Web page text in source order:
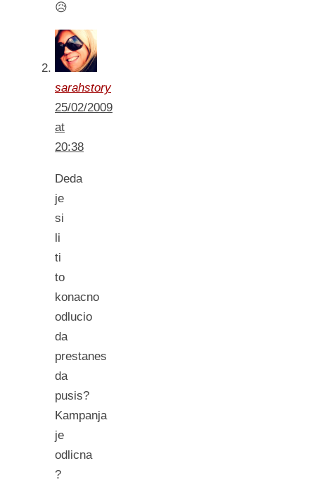
😥
sarahstory
25/02/2009
at
20:38
Deda
je
si
li
ti
to
konacno
odlucio
da
prestanes
da
pusis?
Kampanja
je
odlicna
?